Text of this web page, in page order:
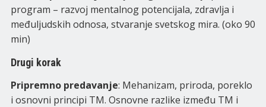
program – razvoj mentalnog potencijala, zdravlja i
međuljudskih odnosa, stvaranje svetskog mira. (oko 90
min)
Drugi korak
Pripremno predavanje: Mehanizam, priroda, poreklo
i osnovni principi TM. Osnovne razlike između TM i